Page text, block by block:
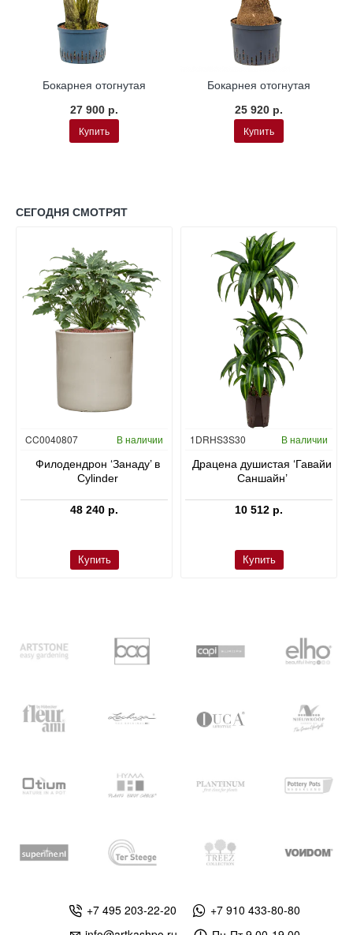
Бокарнея отогнутая
27 900 р.
Купить
Бокарнея отогнутая
25 920 р.
Купить
СЕГОДНЯ СМОТРЯТ
CC0040807 В наличии
Филодендрон ‘Занаду’ в
Cylinder
48 240 р.
Купить
Гидропоника
1DRHS3S30 В наличии
Драцена душистая ‘Гавайи
Саншайн’
10 512 р.
Купить
+7 495 203-22-20
+7 910 433-80-80